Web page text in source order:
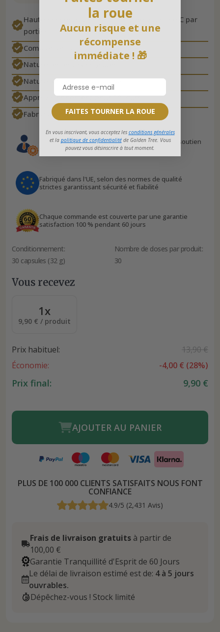
Haute concentration : 1000 mg de vitamine C par
portion
Complément alimentaire naturel
Naturellement sans gluten
Naturellement sans lactose
Approvisionnement pour 30 jours
Fabriqué en UE
Formule développée par des experts, pour un soutien
quotidien fiable
Fabriqué dans l'UE, selon des normes de qualité
strictes garantissant sécurité et fiabilité
Chaque commande est couverte par une garantie
satisfaction 100 % pendant 60 jours
Conditionnement:
30 capsules (32 g)
Nombre de doses par produit:
30
Vous recevez
1x
9,90 € / produit
Prix habituel:
13,90 €
Économie:
-4,00 € (28%)
Prix final: 9,90 €
AJOUTER AU PANIER
PLUS DE 100 000 CLIENTS SATISFAITS NOUS FONT
CONFIANCE
4.9/5 (2,431 Avis)
Frais de livraison gratuits à partir de
100,00 €
Garantie Tranquillité d'Esprit de 60 Jours
Le délai de livraison estimé est de: 4 à 5 jours
ouvrables.
Dépêchez-vous ! Stock limité
la roue
Aucun risque et une
récompense
immédiate ! 🎁
FAITES TOURNER LA ROUE
En vous inscrivant, vous acceptez les conditions générales
et la politique de confidentialitéde Golden Tree. Vous
pouvez vous désinscrire à tout moment.